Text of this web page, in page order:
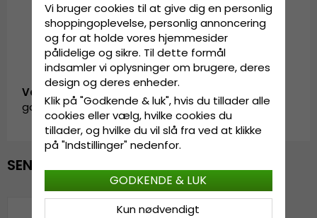
Vare-ID:
garda.cap.nuts-blue/black
SENAST VISTE
Vi bruger cookies til at give dig en personlig
shoppingoplevelse, personlig annoncering
og for at holde vores hjemmesider
pålidelige og sikre. Til dette formål
indsamler vi oplysninger om brugere, deres
design og deres enheder.
Klik på "Godkende & luk", hvis du tillader alle
cookies eller vælg, hvilke cookies du
tillader, og hvilke du vil slå fra ved at klikke
på "Indstillinger" nedenfor.
Kun nødvendigt
GODKENDE & LUK